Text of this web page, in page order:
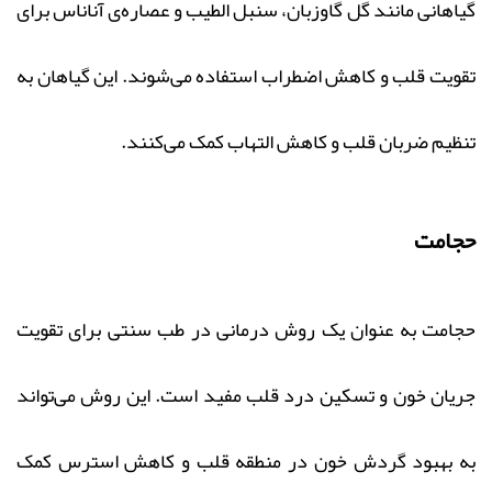
گیاهانی مانند گل گاوزبان، سنبل الطیب و عصاره‌ی آناناس برای
تقویت قلب و کاهش اضطراب استفاده می‌شوند. این گیاهان به
تنظیم ضربان قلب و کاهش التهاب کمک می‌کنند.
حجامت
حجامت به عنوان یک روش درمانی در طب سنتی برای تقویت
جریان خون و تسکین درد قلب مفید است. این روش می‌تواند
به بهبود گردش خون در منطقه قلب و کاهش استرس کمک